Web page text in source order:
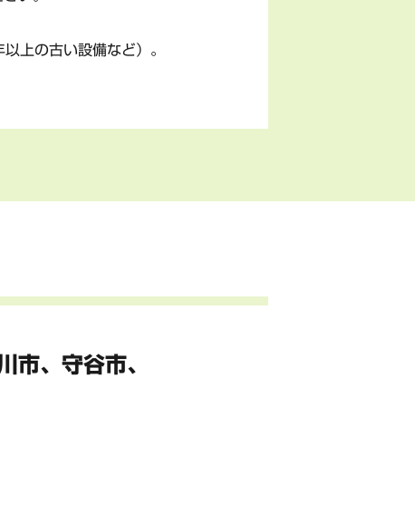
上の古い設備など）。
市、 守谷市、